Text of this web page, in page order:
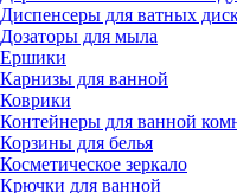
Диспенсеры для ватных
Дозаторы для мыла
Ершики
Карнизы для ванной
Коврики
Контейнеры для ванной
Корзины для белья
Косметическое зеркало
Крючки для ванной